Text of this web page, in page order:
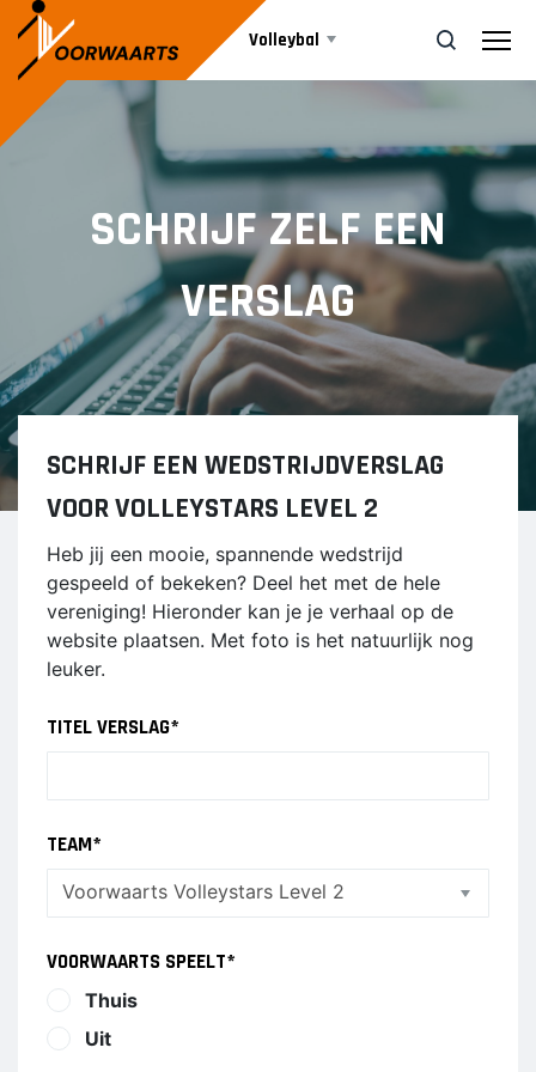
Volleybal
Teams
HEREN
Heren 1
Heren 2
Heren 3
Dames 1
Dames 3
Dames 5
Dames 6
Heren Recreanten 3
JEUGD
Beachvolleybal
Agenda
Nieuws
Informatie
Vrijwilliger worden
Sponsor worden
Contact
ZOEK
SCHRIJF ZELF EEN
VERSLAG
SCHRIJF EEN WEDSTRIJDVERSLAG
VOOR VOLLEYSTARS LEVEL 2
Heb jij een mooie, spannende wedstrijd
gespeeld of bekeken? Deel het met de hele
vereniging! Hieronder kan je je verhaal op de
website plaatsen. Met foto is het natuurlijk nog
leuker.
TITEL VERSLAG*
TEAM*
VOORWAARTS SPEELT*
Thuis
Uit